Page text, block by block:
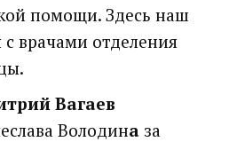
помощи. Здесь наш
врачами отделения
Вагаев
Володина за